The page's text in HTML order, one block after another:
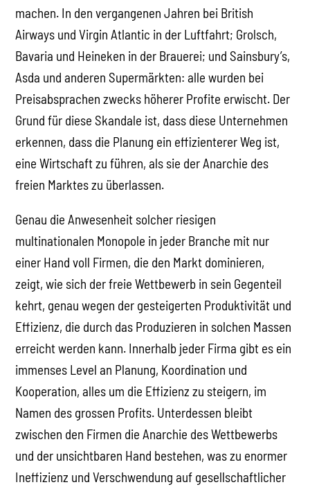
machen. In den vergangenen Jahren bei British
Airways und Virgin Atlantic in der Luftfahrt; Grolsch,
Bavaria und Heineken in der Brauerei; und Sainsbury’s,
Asda und anderen Supermärkten: alle wurden bei
Preisabsprachen zwecks höherer Profite erwischt. Der
Grund für diese Skandale ist, dass diese Unternehmen
erkennen, dass die Planung ein effizienterer Weg ist,
eine Wirtschaft zu führen, als sie der Anarchie des
freien Marktes zu überlassen.
Genau die Anwesenheit solcher riesigen
multinationalen Monopole in jeder Branche mit nur
einer Hand voll Firmen, die den Markt dominieren,
zeigt, wie sich der freie Wettbewerb in sein Gegenteil
kehrt, genau wegen der gesteigerten Produktivität und
Effizienz, die durch das Produzieren in solchen Massen
erreicht werden kann. Innerhalb jeder Firma gibt es ein
immenses Level an Planung, Koordination und
Kooperation, alles um die Effizienz zu steigern, im
Namen des grossen Profits. Unterdessen bleibt
zwischen den Firmen die Anarchie des Wettbewerbs
und der unsichtbaren Hand bestehen, was zu enormer
Ineffizienz und Verschwendung auf gesellschaftlicher